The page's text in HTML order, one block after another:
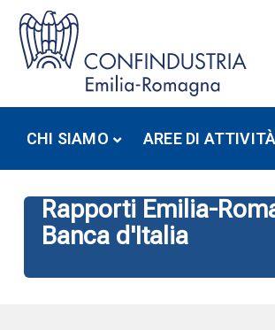
CHI SIAMO AREE DI ATTIVITÀ
Rapporti Emilia-
Banca d'Italia